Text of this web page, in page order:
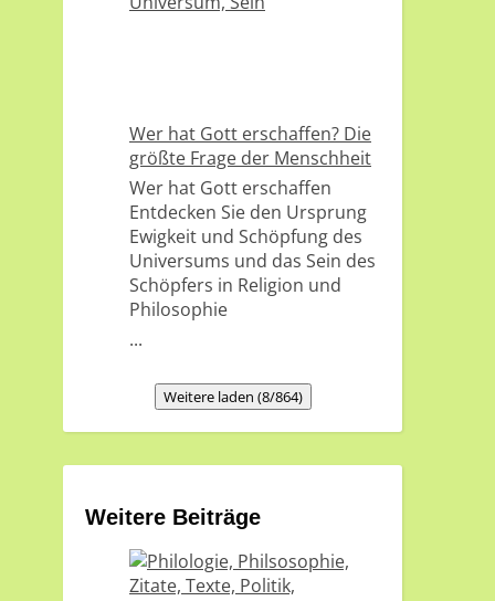
Wer hat Gott erschaffen? Die
größte Frage der Menschheit
Wer hat Gott erschaffen
Entdecken Sie den Ursprung
Ewigkeit und Schöpfung des
Universums und das Sein des
Schöpfers in Religion und
Philosophie
...
Weitere laden (8/864)
Weitere Beiträge